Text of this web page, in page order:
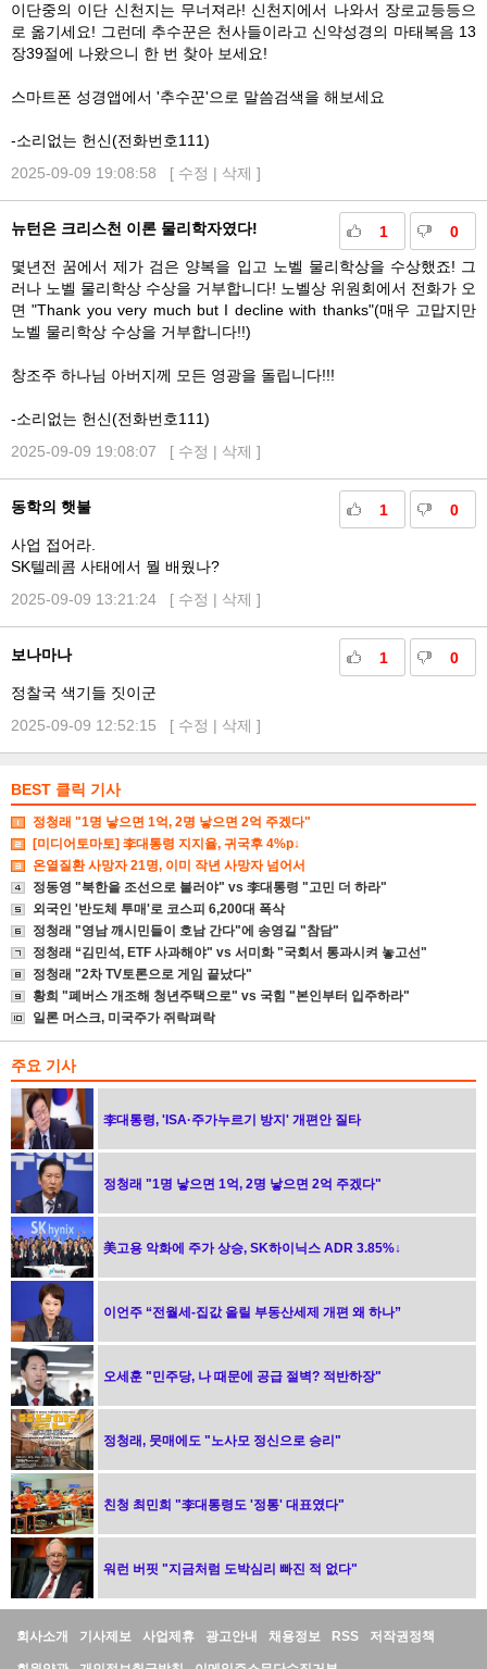
이단중의 이단 신천지는 무너져라! 신천지에서 나와서 장로교등등으
로 옮기세요! 그런데 추수꾼은 천사들이라고 신약성경의 마태복음 13
장39절에 나왔으니 한 번 찾아 보세요!
스마트폰 성경앱에서 '추수꾼'으로 말씀검색을 해보세요
-소리없는 헌신(전화번호111)
2025-09-09 19:08:58 [ 수정 | 삭제 ]
1 0
뉴턴은 크리스천 이론 물리학자였다!
몇년전 꿈에서 제가 검은 양복을 입고 노벨 물리학상을 수상했죠! 그
러나 노벨 물리학상 수상을 거부합니다! 노벨상 위원회에서 전화가 오
면 "Thank you very much but I decline with thanks"(매우 고맙지만
노벨 물리학상 수상을 거부합니다!!)
창조주 하나님 아버지께 모든 영광을 돌립니다!!!
-소리없는 헌신(전화번호111)
2025-09-09 19:08:07 [ 수정 | 삭제 ]
1 0
동학의 햇불
사업 접어라.
SK텔레콤 사태에서 뭘 배웠나?
2025-09-09 13:21:24 [ 수정 | 삭제 ]
1 0
보나마나
정찰국 색기들 짓이군
2025-09-09 12:52:15 [ 수정 | 삭제 ]
BEST 클릭 기사
정청래 "1명 낳으면 1억, 2명 낳으면 2억 주겠다"
[미디어토마토] 李대통령 지지율, 귀국후 4%p↓
온열질환 사망자 21명, 이미 작년 사망자 넘어서
정동영 "북한을 조선으로 불러야" vs 李대통령 "고민 더 하라"
외국인 '반도체 투매'로 코스피 6,200대 폭삭
정청래 "영남 깨시민들이 호남 간다"에 송영길 "참담"
정청래 “김민석, ETF 사과해야" vs 서미화 "국회서 통과시켜 놓고선"
정청래 "2차 TV토론으로 게임 끝났다"
황희 "폐버스 개조해 청년주택으로" vs 국힘 "본인부터 입주하라"
일론 머스크, 미국주가 쥐락펴락
주요 기사
李대통령, 'ISA·주가누르기 방지' 개편안 질타
정청래 "1명 낳으면 1억, 2명 낳으면 2억 주겠다"
美고용 악화에 주가 상승, SK하이닉스 ADR 3.85%↓
이언주 “전월세-집값 올릴 부동산세제 개편 왜 하나”
오세훈 "민주당, 나 때문에 공급 절벽? 적반하장"
정청래, 뭇매에도 "노사모 정신으로 승리"
친청 최민희 "李대통령도 '정통' 대표였다"
워런 버핏 "지금처럼 도박심리 빠진 적 없다"
정
보
회사소개 기사제보 사업제휴 광고안내 채용정보 RSS 저작권정책